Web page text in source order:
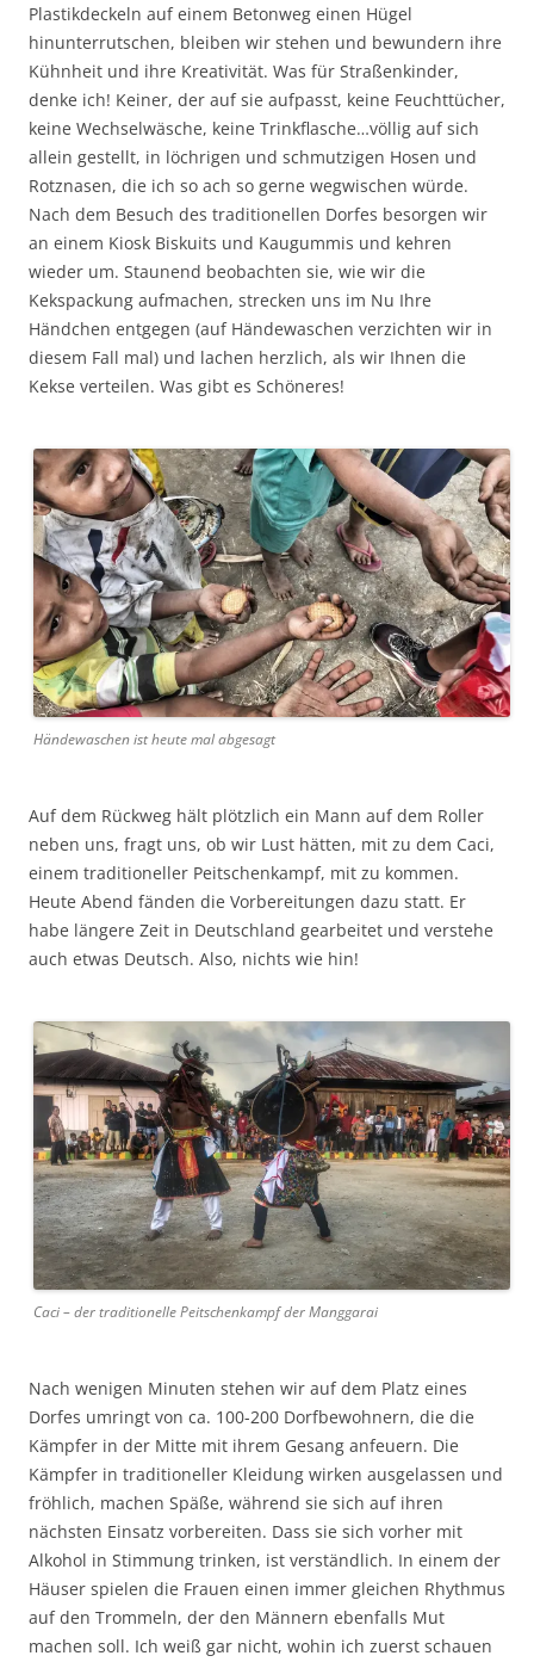
Plastikdeckeln auf einem Betonweg einen Hügel
hinunterrutschen, bleiben wir stehen und bewundern ihre
Kühnheit und ihre Kreativität. Was für Straßenkinder,
denke ich! Keiner, der auf sie aufpasst, keine Feuchttücher,
keine Wechselwäsche, keine Trinkflasche…völlig auf sich
allein gestellt, in löchrigen und schmutzigen Hosen und
Rotznasen, die ich so ach so gerne wegwischen würde.
Nach dem Besuch des traditionellen Dorfes besorgen wir
an einem Kiosk Biskuits und Kaugummis und kehren
wieder um. Staunend beobachten sie, wie wir die
Kekspackung aufmachen, strecken uns im Nu Ihre
Händchen entgegen (auf Händewaschen verzichten wir in
diesem Fall mal) und lachen herzlich, als wir Ihnen die
Kekse verteilen. Was gibt es Schöneres!
Händewaschen ist heute mal abgesagt
Auf dem Rückweg hält plötzlich ein Mann auf dem Roller
neben uns, fragt uns, ob wir Lust hätten, mit zu dem Caci,
einem traditioneller Peitschenkampf, mit zu kommen.
Heute Abend fänden die Vorbereitungen dazu statt. Er
habe längere Zeit in Deutschland gearbeitet und verstehe
auch etwas Deutsch. Also, nichts wie hin!
Caci – der traditionelle Peitschenkampf der Manggarai
Nach wenigen Minuten stehen wir auf dem Platz eines
Dorfes umringt von ca. 100-200 Dorfbewohnern, die die
Kämpfer in der Mitte mit ihrem Gesang anfeuern. Die
Kämpfer in traditioneller Kleidung wirken ausgelassen und
fröhlich, machen Späße, während sie sich auf ihren
nächsten Einsatz vorbereiten. Dass sie sich vorher mit
Alkohol in Stimmung trinken, ist verständlich. In einem der
Häuser spielen die Frauen einen immer gleichen Rhythmus
auf den Trommeln, der den Männern ebenfalls Mut
machen soll. Ich weiß gar nicht, wohin ich zuerst schauen